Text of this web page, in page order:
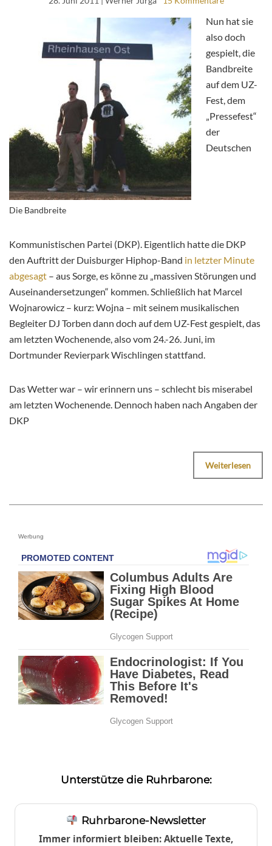
Die Bandbreite
Nun hat sie
also doch
gespielt, die
Bandbreite
auf dem UZ-
Fest, dem
„Pressefest“
der
Deutschen
Kommunistischen Partei (DKP). Eigentlich hatte die DKP
den Auftritt der Duisburger Hiphop-Band in letzter Minute
abgesagt – aus Sorge, es könne zu „massiven Störungen und
Auseinandersetzungen“ kommen. Schließlich hat Marcel
Wojnarowicz – kurz: Wojna – mit seinem musikalischen
Begleiter DJ Torben dann doch auf dem UZ-Fest gespielt, das
am letzten Wochenende, also vom 24.-26. Juni, im
Dortmunder Revierpark Wischlingen stattfand.
Das Wetter war – wir erinnern uns – schlecht bis miserabel
am letzten Wochenende. Dennoch haben nach Angaben der
DKP
Weiterlesen
Werbung
Unterstütze die Ruhrbarone:
Ruhrbarone-Newsletter
Immer informiert bleiben: Aktuelle Texte,